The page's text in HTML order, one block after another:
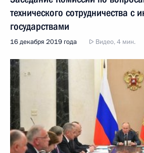
технического сотрудничества с
государствами
16 декабря 2019 года Видео, 4 мин.